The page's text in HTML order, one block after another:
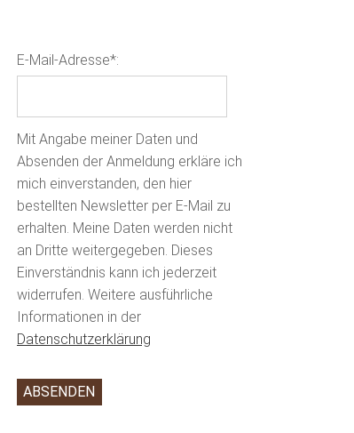
E-Mail-Adresse*:
Mit Angabe meiner Daten und
Absenden der Anmeldung erkläre ich
mich einverstanden, den hier
bestellten Newsletter per E-Mail zu
erhalten. Meine Daten werden nicht
an Dritte weitergegeben. Dieses
Einverständnis kann ich jederzeit
widerrufen. Weitere ausführliche
Informationen in der
Datenschutzerklärung